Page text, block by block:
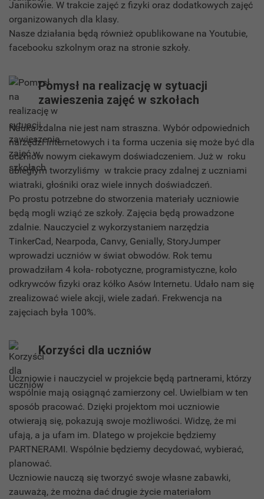
Janikowie. W trakcie zajęć z fizyki oraz dodatkowych zajęć
organizowanych dla klasy.
Nasze działania będą również opublikowane na Youtubie,
facebooku szkolnym oraz na stronie szkoły.
Pomysł na realizację w sytuacji
zawieszenia zajęć w szkołach
Nauka zdalna nie jest nam straszna. Wybór odpowiednich
narzędzi internetowych i ta forma uczenia się może być dla
uczniów nowym ciekawym doświadczeniem. Już w roku
ubiegłym tworzyliśmy w trakcie pracy zdalnej z uczniami
wiatraki, głośniki oraz wiele innych doświadczeń.
Po prostu potrzebne do stworzenia materiały uczniowie
będą mogli wziąć ze szkoły. Zajęcia będą prowadzone
zdalnie. Nauczyciel z wykorzystaniem narzędzia
TinkerCad, Nearpoda, Canvy, Genially, StoryJumper
wprowadzi uczniów w świat obwodów. Rok temu
prowadziłam 4 koła- robotyczne, programistyczne, koło
odkrywców fizyki oraz kółko Asów Internetu. Udało nam się
zrealizować wiele akcji, wiele zadań. Frekwencja na
zajęciach była 100%.
Korzyści dla uczniów
Uczniowie i nauczyciel w projekcie będą partnerami, którzy
wspólnie mają osiągnąć zamierzony cel. Uwielbiam w ten
sposób pracować. Dzięki projektom moi uczniowie
otwierają się, pokazują swoje możliwości. Widzę, że mi
ufają, a ja ufam im. Dlatego w projekcie będziemy
PARTNERAMI. Wspólnie będziemy decydować, wybierać,
planować.
Uczniowie nauczą się tworzyć swoje własne zabawki,
zauważą, że można dać drugie życie materiałom